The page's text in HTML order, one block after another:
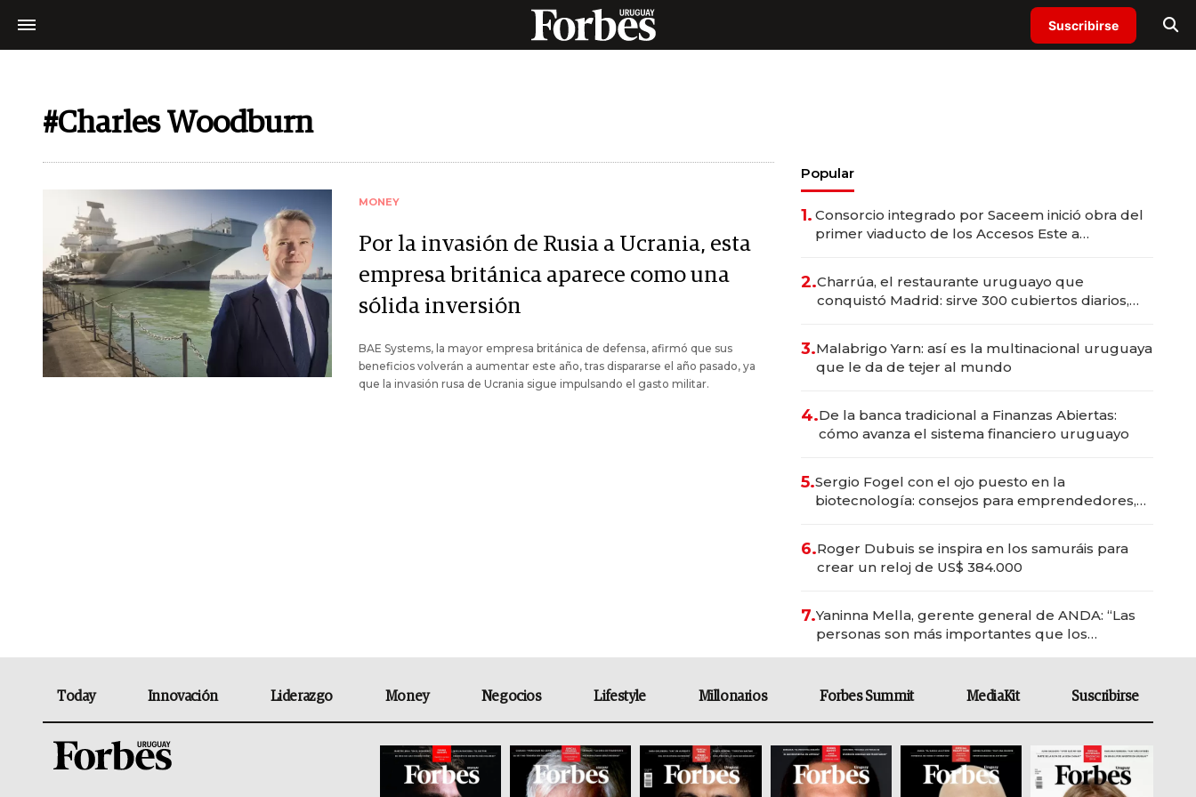
Suscribirse
#Charles Woodburn
MONEY
Por la invasión de Rusia a Ucrania, esta
empresa británica aparece como una
sólida inversión
BAE Systems, la mayor empresa británica de defensa, afirmó que sus
beneficios volverán a aumentar este año, tras dispararse el año pasado, ya
que la invasión rusa de Ucrania sigue impulsando el gasto militar.
Popular
1. Consorcio integrado por Saceem inició obra del
primer viaducto de los Accesos Este a
2.Charrúa, el restaurante uruguayo que
conquistó Madrid: sirve 300 cubiertos diarios,
3.Malabrigo Yarn: así es la multinacional uruguaya
que le da de tejer al mundo
4.De la banca tradicional a Finanzas Abiertas:
cómo avanza el sistema financiero uruguayo
5.Sergio Fogel con el ojo puesto en la
biotecnología: consejos para emprendedores,
6.Roger Dubuis se inspira en los samuráis para
crear un reloj de US$ 384.000
7.Yaninna Mella, gerente general de ANDA: “Las
personas son más importantes que los
Today Innovación Liderazgo Money Negocios Lifestyle Millonarios Forbes Summit MediaKit Suscribirse